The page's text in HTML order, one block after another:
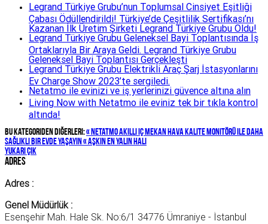
Legrand Türkiye Grubu’nun Toplumsal Cinsiyet Eşitliği
Çabası Ödüllendirildi! Türkiye’de Çeşitlilik Sertifikası’nı
Kazanan İlk Üretim Şirketi Legrand Türkiye Grubu Oldu!
Legrand Türkiye Grubu Geleneksel Bayi Toplantısında İş
Ortaklarıyla Bir Araya Geldi. Legrand Türkiye Grubu
Geleneksel Bayi Toplantısı Gerçekleşti
Legrand Türkiye Grubu Elektrikli Araç Şarj İstasyonlarını
Ev Charge Show 2023’te sergiledi.
Netatmo ile evinizi ve iş yerlerinizi güvence altına alın
Living Now with Netatmo ile eviniz tek bir tıkla kontrol
altında!
Bu kategoriden diğerleri:« Netatmo akıllı iç mekan hava kalite monitörü ile daha
sağlıklı bir evde yaşayın« Aşkın En Yalın Hali
yukarı çık
Adres
Adres :
Genel Müdürlük :
Esenşehir Mah. Hale Sk. No:6/1 34776 Ümraniye - İstanbul